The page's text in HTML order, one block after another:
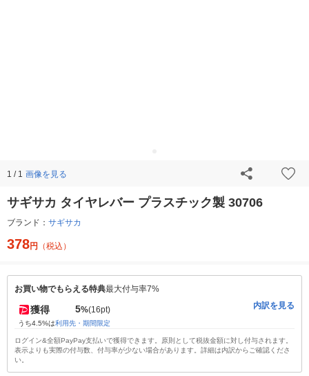
1 / 1 画像を見る
サギサカ タイヤレバー プラスチック製 30706
ブランド： サギサカ
378円 （税込）
お買い物でもらえる特典最大付与率7%
獲得 5%(16pt)
うち4.5%は利用先・期間限定
内訳を見る
ログイン&全額PayPay支払いで獲得できます。原則として税抜金額に対し付与されます。
表示よりも実際の付与数、付与率が少ない場合があります。詳細は内訳からご確認くださ
い。